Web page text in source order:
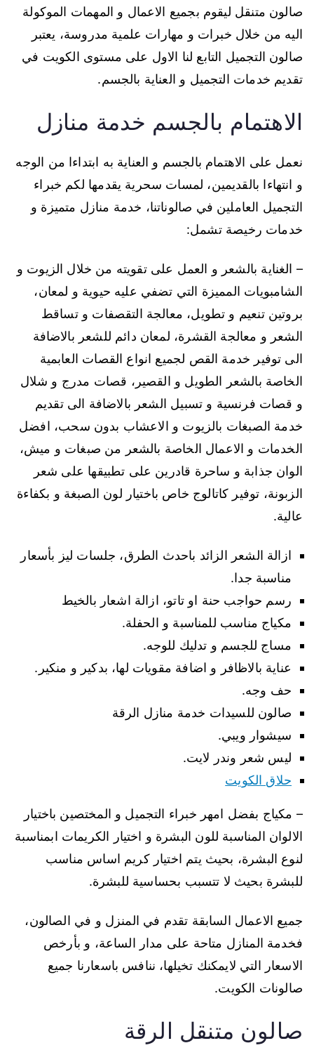
صالون متنقل ليقوم بجميع الاعمال و المهمات الموكولة
اليه من خلال خبرات و مهارات علمية مدروسة، يعتبر
صالون التجميل التابع لنا الاول على مستوى الكويت في
تقديم خدمات التجميل و العناية بالجسم.
الاهتمام بالجسم خدمة منازل
نعمل على الاهتمام بالجسم و العناية به ابتداءا من الوجه
و انتهاءا بالقديمين، لمسات سحرية يقدمها لكم خبراء
التجميل العاملين في صالوناتنا، خدمة منازل متميزة و
خدمات رخيصة تشمل:
– الغناية بالشعر و العمل على تقويته من خلال الزيوت و
الشامبويات المميزة التي تضفي عليه حيوية و لمعان،
بروتين تنعيم و تطويل، معالجة التقصفات و تساقط
الشعر و معالجة القشرة، لمعان دائم للشعر بالاضافة
الى توفير خدمة القص لجميع انواع القصات العابمية
الخاصة بالشعر الطويل و القصير، قصات مدرج و شلال
و قصات فرنسية و تسبيل الشعر بالاضافة الى تقديم
خدمة الصبغات بالزيوت و الاعشاب بدون سحب، افضل
الخدمات و الاعمال الخاصة بالشعر من صبغات و ميش،
الوان جذابة و ساحرة قادرين على تطبيقها على شعر
الزبونة، توفير كاتالوج خاص باختيار لون الصبغة و بكفاءة
عالية.
ازالة الشعر الزائد باحدث الطرق، جلسات ليز بأسعار
مناسبة جدا.
رسم حواجب حنة او تاتو، ازالة اشعار بالخيط
مكياج مناسب للمناسبة و الحفلة.
مساج للجسم و تدليك للوجه.
عناية بالاظافر و اضافة مقويات لها، بدكير و منكير.
حف وجه.
صالون للسيدات خدمة منازل الرقة
سيشوار ويبي.
ليس شعر وندر لايت.
حلاق الكويت
– مكياج بفضل امهر خبراء التجميل و المختصين باختيار
الالوان المناسبة للون البشرة و اختيار الكريمات ابمناسبة
لنوع البشرة، بحيث يتم اختيار كريم اساس مناسب
للبشرة بحيث لا تتسبب بحساسية للبشرة.
جميع الاعمال السابقة تقدم في المنزل و في الصالون،
فخدمة المنازل متاحة على مدار الساعة، و بأرخص
الاسعار التي لايمكنك تخيلها، ننافس باسعارنا جميع
صالونات الكويت.
صالون متنقل الرقة